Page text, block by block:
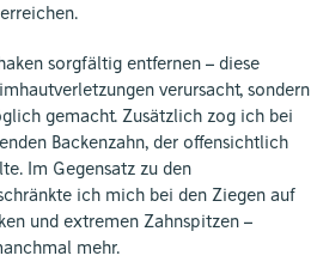
sorgfältig entfernen – diese
verursacht, sondern
gemacht. Zusätzlich zog ich bei
Backenzahn, der offensichtlich
Im Gegensatz zu den
ich mich bei den Ziegen auf
und extremen Zahnspitzen –
mehr.